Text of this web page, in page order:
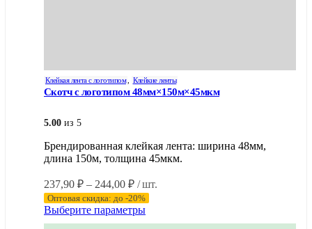
Клейкая лента с логотипом, Клейкие ленты
Скотч с логотипом 48мм×150м×45мкм
5.00 из 5
Брендированная клейкая лента: ширина 48мм,
длина 150м, толщина 45мкм.
237,90 ₽ – 244,00 ₽Диапазон
цен:
237,90 ₽
–
/ шт.
Оптовая скидка: до -20%
Выберите параметрыЭтот
товар